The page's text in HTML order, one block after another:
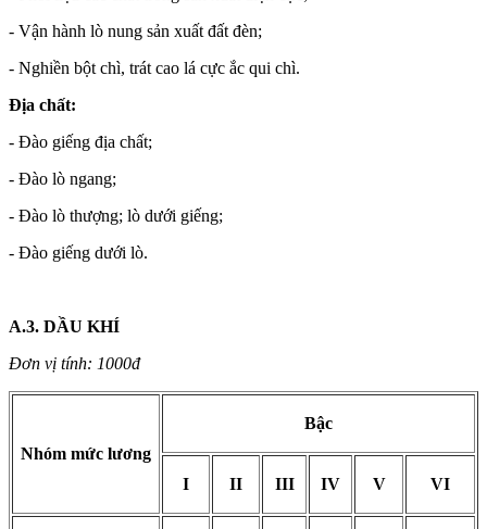
- Vận hành lò nung sản xuất đất đèn;
- Nghiền bột chì, trát cao lá cực ắc qui chì.
Địa chất:
- Đào giếng địa chất;
- Đào lò ngang;
- Đào lò thượng; lò dưới giếng;
- Đào giếng dưới lò.
A.3. DẦU KHÍ
Đơn vị tính: 1000đ
Nhóm mức lương
Bậc
I II III IV V VI